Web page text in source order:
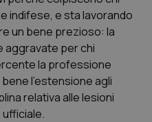
indifese, e sta lavorando
un bene prezioso: la
aggravate per chi
la professione
l’estensione agli
relativa alle lesioni